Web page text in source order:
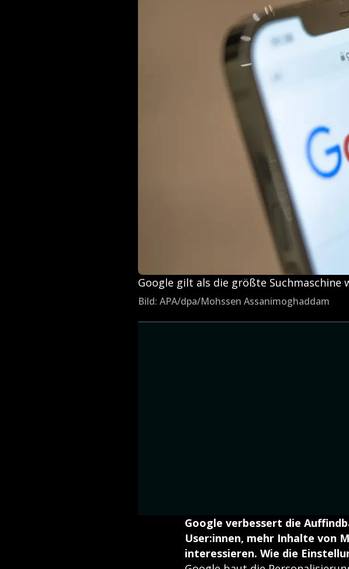
Google gilt als die größte Suchmaschine
Bild: APA/dpa/Mohssen Assanimoghaddam
Google verbessert die
User:innen, mehr Inhalte von
interessieren. Wie die